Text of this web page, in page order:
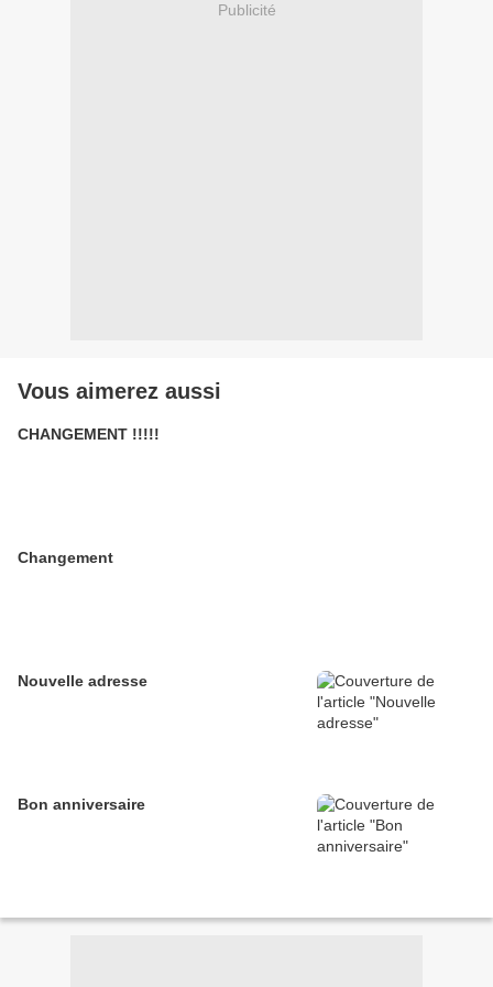
Publicité
Vous aimerez aussi
CHANGEMENT !!!!!
Changement
Nouvelle adresse
Bon anniversaire